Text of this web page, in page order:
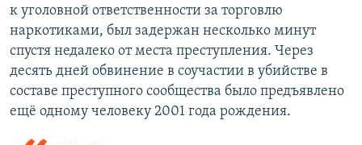
к уголовной ответственности за торговлю
наркотиками, был задержан несколько минут
спустя недалеко от места преступления. Через
десять дней обвинение в соучастии в убийстве в
составе преступного сообщества было предъявлено
ещё одному человеку 2001 года рождения.